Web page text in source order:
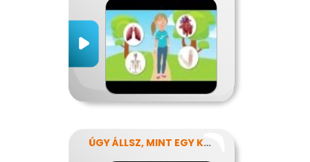
ÚGY ÁLLSZ, MINT EGY KÉRDŐJEL